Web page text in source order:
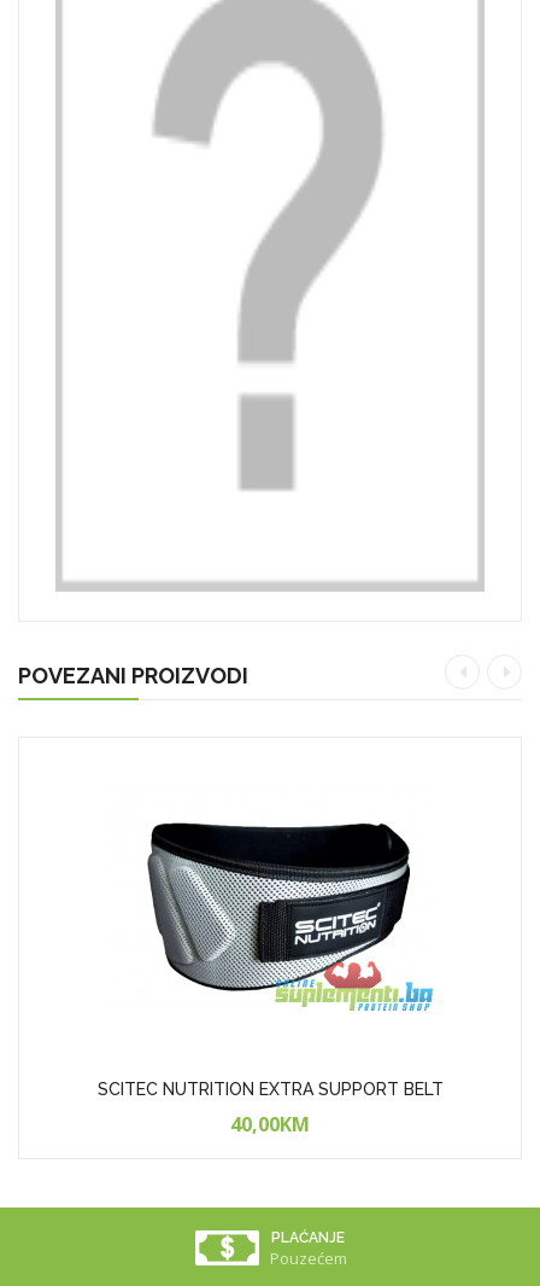
POVEZANI PROIZVODI
SCITEC NUTRITION EXTRA SUPPORT BELT
40,00KM
PLAĆANJE
Pouzećem